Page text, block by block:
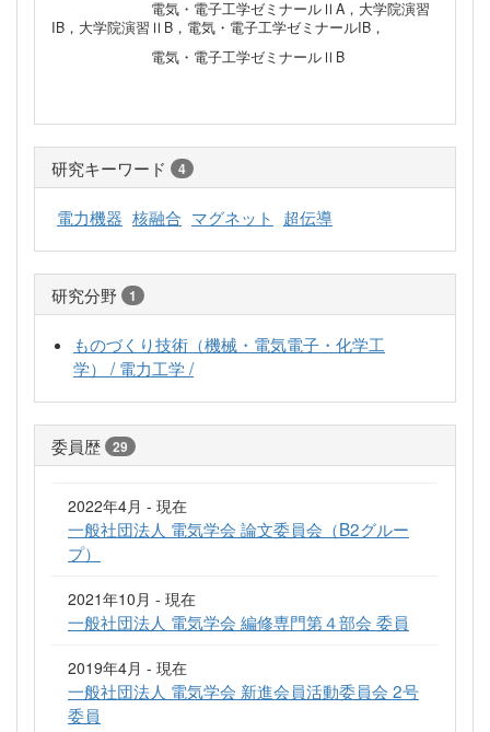
電気・電子工学ゼミナールⅡA，大学院演習
IB，大学院演習ⅡB，電気・電子工学ゼミナールIB，
電気・電子工学ゼミナールⅡB
研究キーワード 4
電力機器 核融合 マグネット 超伝導
研究分野 1
ものづくり技術（機械・電気電子・化学工
学） / 電力工学 /
委員歴 29
2022年4月 - 現在
一般社団法人 電気学会 論文委員会（B2グルー
プ）
2021年10月 - 現在
一般社団法人 電気学会 編修専門第４部会 委員
2019年4月 - 現在
一般社団法人 電気学会 新進会員活動委員会 2号
委員